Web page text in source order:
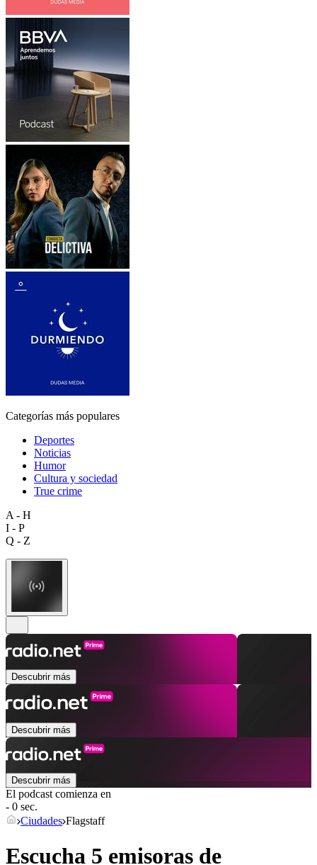
Categorías más populares
Deportes
Noticias
Humor
Cultura y sociedad
True crime
A - H
I - P
Q - Z
Descubrir más
Descubrir más
Descubrir más
El podcast comienza en
- 0 sec.
Ciudades Flagstaff
Escucha 5 emisoras de